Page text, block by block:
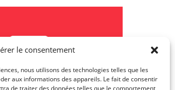
le consentement
nous utilisons des technologies telles que les
aux informations des appareils. Le fait de consentir
de traiter des données telles que le comportement